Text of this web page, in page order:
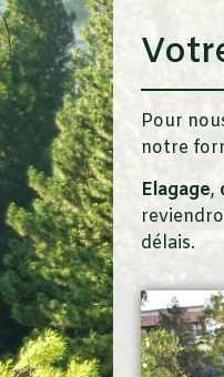
Pour
notre
Elagage,
délais.